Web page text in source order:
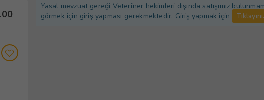
Yasal mevzuat gereği Veteriner hekimleri dışında satışımız
görmek için giriş yapması gerekmektedir. Giriş yapmak için